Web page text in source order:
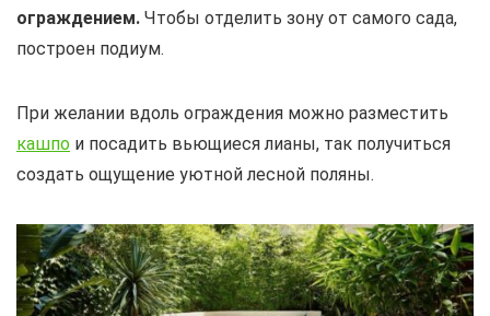
ограждением. Чтобы отделить зону от самого сада,
построен подиум.
При желании вдоль ограждения можно разместить
кашпо и посадить вьющиеся лианы, так получиться
создать ощущение уютной лесной поляны.